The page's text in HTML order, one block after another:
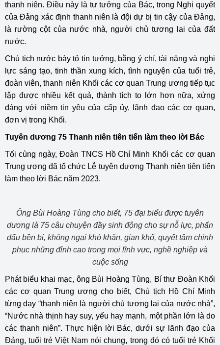
thanh niên. Điều này là tư tưởng của Bác, trong Nghị quyết
của Đảng xác định thanh niên là đội dự bị tin cậy của Đảng,
là rường cột của nước nhà, người chủ tương lai của đất
nước.
Chủ tịch nước bày tỏ tin tưởng, bằng ý chí, tài năng và nghị
lực sáng tạo, tinh thần xung kích, tình nguyện của tuổi trẻ,
đoàn viên, thanh niên Khối các cơ quan Trung ương tiếp tục
lập được nhiều kết quả, thành tích to lớn hơn nữa, xứng
đáng với niềm tin yêu của cấp ủy, lãnh đạo các cơ quan,
đơn vị trong Khối.
Tuyên dương 75 Thanh niên tiên tiến làm theo lời Bác
Tối cùng ngày, Đoàn TNCS Hồ Chí Minh Khối các cơ quan
Trung ương đã tổ chức Lễ tuyên dương Thanh niên tiên tiến
làm theo lời Bác năm 2023.
Ông Bùi Hoàng Tùng cho biết, 75 đại biểu được tuyên
dương là 75 câu chuyện đầy sinh động cho sự nỗ lực, phấn
đấu bền bỉ, không ngại khó khăn, gian khổ, quyết tâm chinh
phục những đỉnh cao trong mọi lĩnh vực, nghề nghiệp và
cuộc sống
Phát biểu khai mạc, ông Bùi Hoàng Tùng, Bí thư Đoàn Khối
các cơ quan Trung ương cho biết, Chủ tịch Hồ Chí Minh
từng dạy “thanh niên là người chủ tương lai của nước nhà”,
“Nước nhà thịnh hay suy, yếu hay mạnh, một phần lớn là do
các thanh niên”. Thực hiện lời Bác, dưới sự lãnh đạo của
Đảng, tuổi trẻ Việt Nam nói chung, trong đó có tuổi trẻ Khối